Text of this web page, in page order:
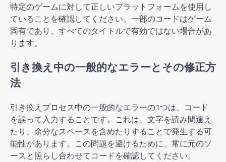
特定のゲームに対して正しいプラットフォームを使用し
ていることを確認してください。一部のコードはゲーム
固有であり、すべてのタイトルで有効ではない場合があ
ります。
引き換え中の一般的なエラーとその修正方
法
引き換えプロセス中の一般的なエラーの1つは、コード
を誤って入力することです。これは、文字を読み間違え
たり、余分なスペースを含めたりすることで発生する可
能性があります。この問題を避けるために、常に元のソ
ースと照らし合わせてコードを確認してください。